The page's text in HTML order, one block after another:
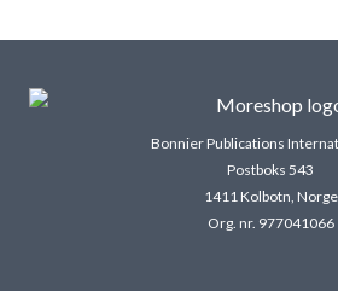
Bonnier Publications
Postboks 543
1411 Kolbotn, Norge
Org. nr. 977041066